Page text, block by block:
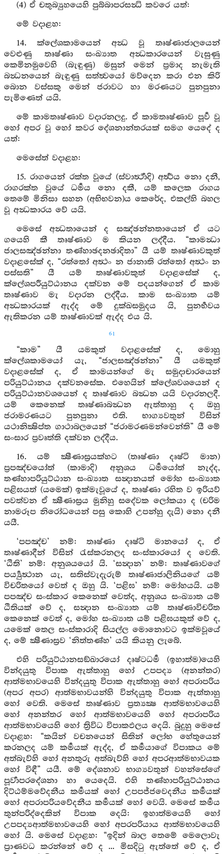
(4) ඒ චතුබ්‍යුහයෙහි පුබ්බාපරසන්‍ධි කවරෙ යත්:
මේ වදාළහ:
14. ක්ලේශකාමයෙන් අන්‍ධ වූ තෘෂ්ණාජාලයෙන්
වෙළුණු තෘෂ්ණා සංඛ්‍යාත අන්‍ධකාරයෙන් වැසුණු
කෙමිනමුවෙහි (බැඳුණු) මසුන් මෙන් ප්‍රමාද නැමැති
බන්‍ධනයෙන් බැඳුණු සත්ත්‍වයෝ මව්දෙන කරා එන කිරි
බොන වස්සකු මෙන් ජරාවට හා මරණයට පුනපුනා
පැමිණෙත් යයි.
මේ කාමතෘෂ්ණාව වදාරනලදු. ඒ කාමතෘෂ්ණාව පූර්‍ව වූ
හෝ අපර වූ හෝ කවර දේශනාන්තරයක් සමග යෙදේ ද
යත්:
මෙසේත් වදාළහ:
15. රාගයෙන් රක්ත වූයේ (ස්වාර්‍ත්‍ථාදි) අර්‍ත්‍ථය නො දනී,
රාගරක්ත වූයේ ධර්‍මය නො දකී, යම් කලෙක රාගය
තෙමේ මිනිසා සහන (අභිභවන)ය කෙරේද, එකල්හි බහල
වූ අන්‍ධකාරය වේ යයි.
මෙසේ අන්‍ධතායෙන් ද සඤ්ඡන්නතායෙන් ඒ යට
ගයෙහි කී තෘෂ්ණාව ම කියන ලද්දීය. “කාමන්‍ධා
ජාලසඤ්ඡන්නා තණ්හාඡදනඡාදිතා” යී යම් තෘෂ්ණාවකුත්
වදාළසේක් ද, “රත්තෝ අත්‍ථං න ජානාති රත්තෝ අත්‍ථං න
පස්සති” යී යම් තෘෂ්ණාවකුත් වදාළසේක් ද,
ක්ලේශපරීයුට්ඨානය දක්වන මේ පදයන්ගෙන් ඒ කාම
තෘෂ්ණාව මැ වදාරන ලද්දීය. කාම සංඛ්‍යාත යම්
අන්‍ධකාරයක් ඇද්ද මේ දුක්ඛසමුදය යි, පුනර්‍භවය
ඇතිකරන යම් තෘෂ්ණාවක් ඇද්ද එය යි.
61
“කාම” යී යමකුත් වදාළසේක් ද, මොහු
ක්ලේශකාමයෝ යැ, “ජාලසඤ්ඡන්නා” යී යමකුත්
වදාළසේක් ද, ඒ කාමයන්ගේ මැ සමුදාචාරයෙන්
පරියුට්ඨානය දක්වනසේක. එහෙයින් ක්ලේශවශයෙන් ද
පරියුට්ඨානවශයෙන් ද තෘෂ්ණාව බන්‍ධන යයි වදාරනලදී.
යම් කෙනෙක් තෘෂ්ණාබන්‍ධන ඇත්තාහු ද ඔහු
ජරාමරණයට පුනපුනා එති. භාග්‍යවතුන් විසින්
යථානික්‍ෂිප්ත ගාථාබලයෙන් “ජරාමරණමන්වෙන්ති” යී මේ
සංසාර ප්‍රවෘත්ති දක්වන ලද්දීය.
16. යම් ක්‍ෂීණාස්‍රයක්හට (තෘෂ්ණා දෘෂ්ටි මාන)
ප්‍රපඤ්චයෝත් (කාමාදි) අනුශය ධර්‍මයෝත් නැද්ද,
තණ්හාපරියුට්ඨාන සංඛ්‍යාත සන්‍දානයත් මෝහ සංඛ්‍යාත
පළිඝයත් (යමෙක්) ඉක්මැවූයේ ද, තෘෂ්ණා රහිත ව ඉරියව්
පවත්වන ඒ ක්‍ෂීණාස්‍රය මුනිහු සදේවක ලෝකයා ද (චරිම
නාමරූප නිරෝධයෙන් පසු කොහි උපන්හු දැයි) නො දනී
යයී.
‘පපඤ්ච’ නම්: තෘෂ්ණා දෘෂ්ටි මානයෝ ද, ඒ
තෘෂ්ණාදීන් විසින් රැස්කරනලද සංස්කාරයෝ ද වෙති.
‘ඨිති’ නම්: අනුශයයෝ යි. ‘සන්‍දාන’ නම්: තෘෂ්ණාවගේ
පර්‍ය්‍යුත්‍ථාන යැ, සතිස්වැදැරුම් තෘෂ්ණාජාලිනියගේ යම්
විචරිතයෝ වෙත් ද ඔහු යි. ‘පළිඝ’ නම්: මෝහයයි. යම්
පපඤ්ච සංස්කාර කෙනෙක් වෙත්ද, අනුශය සංඛ්‍යාත යම්
ඨිතියක් වේ ද, සන්‍දාන සංඛ්‍යාත යම් තෘෂ්ණාවිචරිත
කෙනෙක් වෙත් ද, මෝහ සංඛ්‍යාත යම් පළිඝයකුත් වේ ද,
යමෙක් තෙල සංස්කාරාදි සියල්ල මොනොවට ඉක්මවූයේ
ද, මේ ක්‍ෂීණාස්‍රව ‘නිත්තණ්හ’ යයි කියනු ලැබේ.
එහි පරියුට්ඨානසඞ්ඛාරයෝ දෘෂ්ටධර්‍ම (ඉහාත්ම)යෙහි
වින්දයුතු විපාක ඇත්තාහු හෝ උපපද්‍ය (අනන්තර)
ආත්මභාවයෙහි වින්දයුතු විපාක ඇත්තාහු හෝ අපරාපරිය
(අපර අපර) ආත්මභාවයන්හි වින්දයුතු විපාක ඇත්තාහු
හෝ වෙති. මෙසේ තෘෂ්ණාව ප්‍රත්‍යක්‍ෂ ආත්මභාවයෙහි
හෝ අනන්තර හෝ ආත්මභාවයෙහි හෝ අපරාපරිය
ආත්මභාවයෙහි හෝ ත්‍රිවිධ විපාකඵලය දෙයි. බුදුහු මෙසේ
වදාළහ: “කයින් වචනයෙන් සිතින් ලෝභ හේතුයෙන්
කරනලද යම් කර්‍මයක් ඇද්ද, ඒ කර්‍මයාගේ විපාකය මේ
අත්බැව්හි හෝ අනතුරු අත්බැව්හි හෝ අපරආත්මභාවයක
හෝ විඳී” යයී. මේ දේශනාව භාග්‍යවතුන් වහන්සේගේ
පූර්‍වාපරදේශනා හා යෙදෙයි. එහි තණ්හාපරියුට්ඨානය
දිට්ඨම්මවේදනීය කර්‍මයක් හෝ උපපජ්ජවෙදනීය කර්‍මයක්
හෝ අපරාපරියවේදනීය කර්‍මයක් හෝ වෙයි. මෙසේ කර්‍මය
තුන්පරිද්දෙකින් විපාක දෙයි: ඉහාත්මයෙහි හෝ
උපපද්‍යආත්මභාවයෙහි හෝ අපරපරියාය ආත්මභාවයෙහි
හෝ යි. මෙසේ වදාළහ: “ඉදින් බාල තෙමේ මෙලොවැ
ප්‍රාණවධ කරන්නේ වේ ද ... මිසදිටු ඇත්තේ වේ ද, ඒ